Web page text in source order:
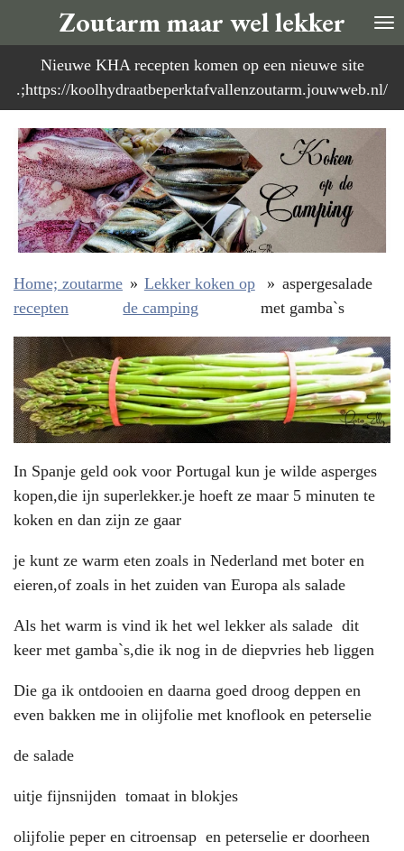
direct
naar
de
Zoutarm maar wel lekker
Nieuwe KHA recepten komen op een nieuwe site
.;https://koolhydraatbeperktafvallenzoutarm.jouwweb.nl/
Home; zoutarme
recepten
» Lekker koken op
de camping
» aspergesalade
met gamba`s
In Spanje geld ook voor Portugal kun je wilde asperges
kopen,die ijn superlekker.je hoeft ze maar 5 minuten te
koken en dan zijn ze gaar
je kunt ze warm eten zoals in Nederland met boter en
eieren,of zoals in het zuiden van Europa als salade
Als het warm is vind ik het wel lekker als salade dit
keer met gamba`s,die ik nog in de diepvries heb liggen
Die ga ik ontdooien en daarna goed droog deppen en
even bakken me in olijfolie met knoflook en peterselie
de salade
uitje fijnsnijden tomaat in blokjes
olijfolie peper en citroensap en peterselie er doorheen